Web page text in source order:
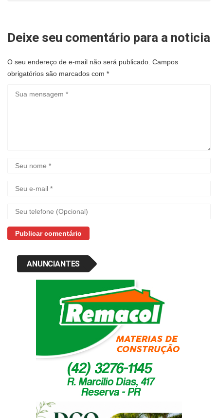
Deixe seu comentário para a noticia
O seu endereço de e-mail não será publicado. Campos
obrigatórios são marcados com *
ANUNCIANTES